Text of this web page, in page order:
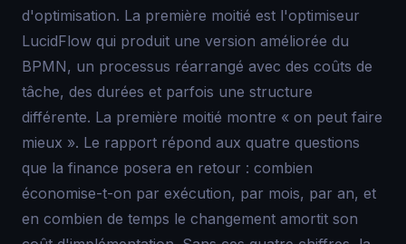
d'optimisation. La première moitié est l'optimiseur
LucidFlow qui produit une version améliorée du
BPMN, un processus réarrangé avec des coûts de
tâche, des durées et parfois une structure
différente. La première moitié montre « on peut faire
mieux ». Le rapport répond aux quatre questions
que la finance posera en retour : combien
économise-t-on par exécution, par mois, par an, et
en combien de temps le changement amortit son